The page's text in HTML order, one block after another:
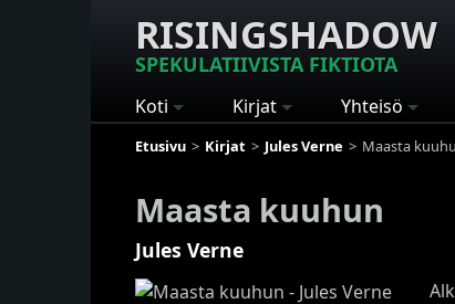
RISINGSHADOW
SPEKULATIIVISTA FIKTIOTA
Koti Kirjat Yhteisö
Etusivu Kirjat Jules Verne Maasta
Maasta kuuhun
Jules Verne